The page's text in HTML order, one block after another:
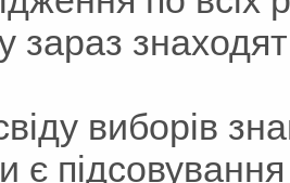
зараз
виборів
є